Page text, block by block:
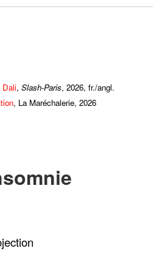
Dali, Slash-Paris, 2026, fr./angl.
, La Maréchalerie, 2026